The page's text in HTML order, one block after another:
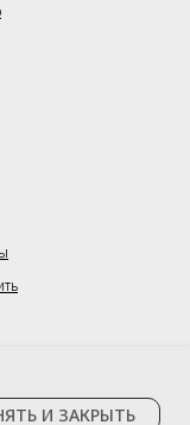
И ЗАКРЫТЬ
косметики